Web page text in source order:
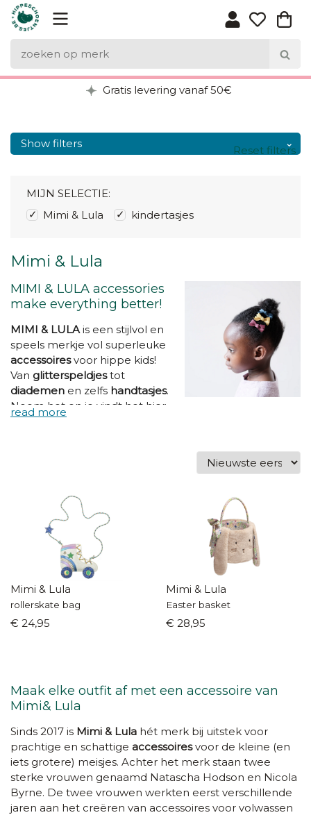
Gratis levering vanaf 50€
Show filters
Mimi & Lula
MIMI & LULA accessories
make everything better!
MIMI & LULAis een stijlvol en
speels merkje vol superleuke
accessoiresvoor hippe kids!
Van glitterspeldjestot
diademen en zelfs handtasjes.
Noem het en je vindt het hier
in de aller-allerleukste
MIJN SELECTIE:
Mimi & Lula
kindertasjes
Reset filters
Mimi & Lula
rollerskate bag
€ 24,95
Mimi & Lula
Easter basket
€ 28,95
Maak elke outfit af met een accessoire van
Mimi& Lula
Sinds 2017 is Mimi & Lula hét merk bij uitstek voor
prachtige en schattige accessoiresvoor de kleine (en
iets grotere) meisjes. Achter het merk staan twee
sterke vrouwen genaamd Natascha Hodson en Nicola
Byrne. De twee vrouwen werkten eerst verschillende
jaren aan het creëren van accessoires voor volwassen